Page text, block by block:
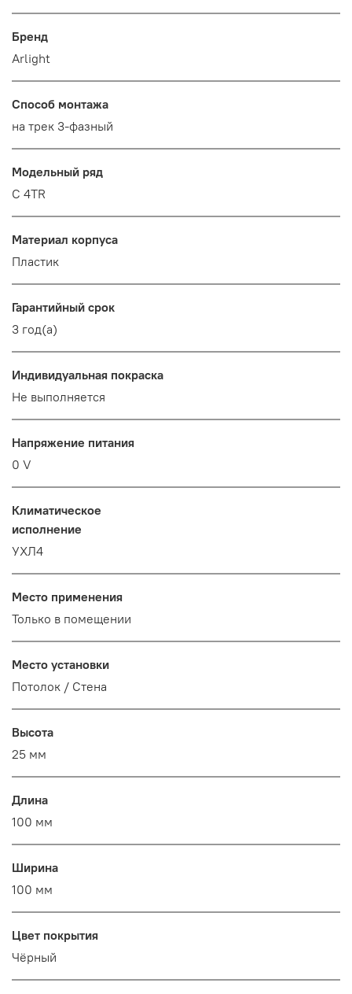
Бренд
Arlight
Способ монтажа
на трек 3-фазный
Модельный ряд
C 4TR
Материал корпуса
Пластик
Гарантийный срок
3 год(а)
Индивидуальная покраска
Не выполняется
Напряжение питания
0 V
Климатическое
исполнение
УХЛ4
Место применения
Только в помещении
Место установки
Потолок / Cтена
Высота
25 мм
Длина
100 мм
Ширина
100 мм
Цвет покрытия
Чёрный